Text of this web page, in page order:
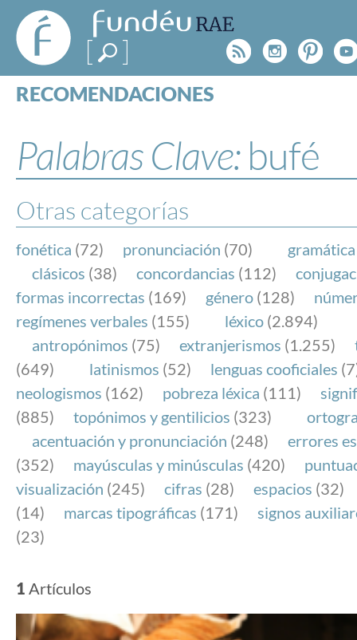
FundéuRAE
- Fundación
del Español
Urgente
Rss
RECOMENDACIONES
ESPECIALES
BLOG
NOTICIAS
SOBRE LA FUNDÉURAE
FundéuRAE es una fundación patrocinada por la
y la Real Academia Española, cuyo objetivo es
el buen uso del español en los medios de
Internet.
Palabras Clave: bufé
Otras categorías
fonética (72) pronunciación (70) gramática
clásicos (38) concordancias (112)
formas incorrectas (169) género (128)
regímenes verbales (155) léxico (2.894)
antropónimos (75) extranjerismos (1.255)
(649)
latinismos (52) lenguas cooficiales
neologismos (162) pobreza léxica (111)
(885)
topónimos y gentilicios (323)
acentuación y pronunciación (248)
errores
(352)
mayúsculas y minúsculas (420)
visualización (245) cifras (28) espacios (32)
(14)
marcas tipográficas (171)
signos
(23)
1 Artículos